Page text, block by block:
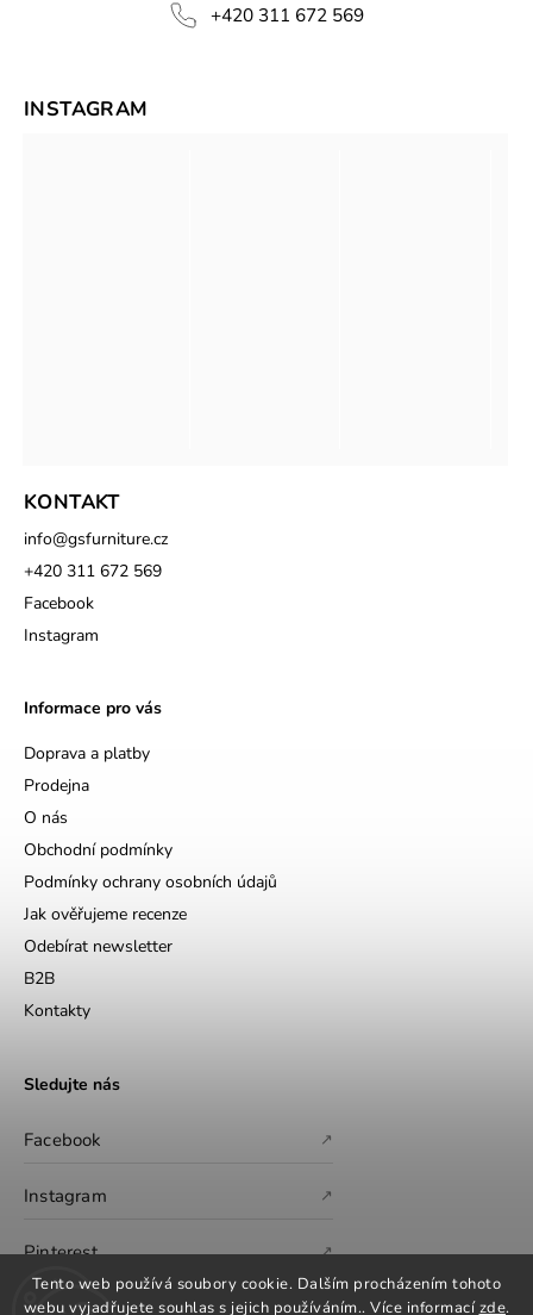
Tento web používá soubory cookie. Dalším procházením tohoto
webu vyjadřujete souhlas s jejich používáním.. Více informacízde.
+420 311 672 569
KONTAKT
info@gsfurniture.cz
+420 311 672 569
Facebook
Instagram
Informace pro vás
Doprava a platby
Prodejna
O nás
Obchodní podmínky
Podmínky ochrany osobních údajů
Jak ověřujeme recenze
Odebírat newsletter
B2B
Kontakty
INSTAGRAM
Sledujte nás
Facebook ↗
Instagram ↗
Pinterest ↗